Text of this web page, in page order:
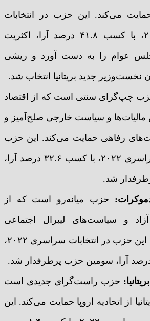
می‌کند. این حزب در انتخابات
سراسری ۲۰۲۲، با کسب ۴۱.۸ درصد آرا، اکثریت
عوام را به دست آورد و ریشی
نخست‌وزیر جدید بریتانیا انتخاب شد.
چپ‌گرای سنتی است که از اقتصاد
مالیات‌ها و سیاست خارجی صلح‌آمیز و
رفاهی حمایت می‌کند. این حزب
در انتخابات سراسری ۲۰۲۲، با کسب ۳۲.۶ درصد آرا،
شد.
حزب میانه‌رو است که از
آزاد و سیاست‌های لیبرال اجتماعی
حمایت می‌کند. این حزب در انتخابات سراسری ۲۰۲۲،
حزب راست‌گرای جدیدی است
از اتحادیه اروپا حمایت می‌کند. این